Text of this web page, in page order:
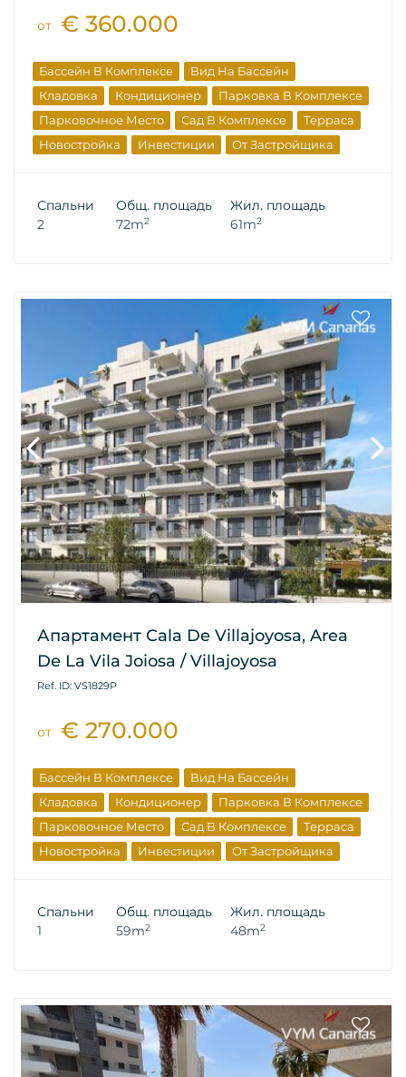
от € 360.000
Бассейн В Комплексе
Вид На Бассейн
Кладовка
Кондиционер
Парковка В Комплексе
Парковочное Место
Сад В Комплексе
Терраса
Новостройка
Инвестиции От Застройщика
Спальни
2
Общ. площадь
72m2
Жил. площадь
61m2
Апартамент Cala De Villajoyosa, Area
De La Vila Joiosa / Villajoyosa
Ref. ID: VS1829P
от € 270.000
Бассейн В Комплексе
Вид На Бассейн
Кладовка
Кондиционер
Парковка В Комплексе
Парковочное Место
Сад В Комплексе
Терраса
Новостройка
Инвестиции От Застройщика
Спальни
1
Общ. площадь
59m2
Жил. площадь
48m2